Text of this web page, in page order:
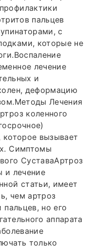
пальцев
с
которые не
лечение
и
деформацию
Лечения
коленного
которое вызывает
Симптомы
СуставаАртроз
и лечение
статьи, имеет
чем артроз
пальцев, но его
аппарата
только